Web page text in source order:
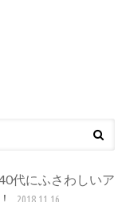
代にふさわしいア